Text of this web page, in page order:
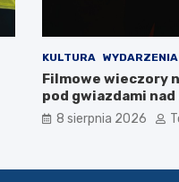
KULTURA WYDARZENIA
Filmowe wieczory
pod gwiazdami
Zajączek!
8 sierpnia 2026